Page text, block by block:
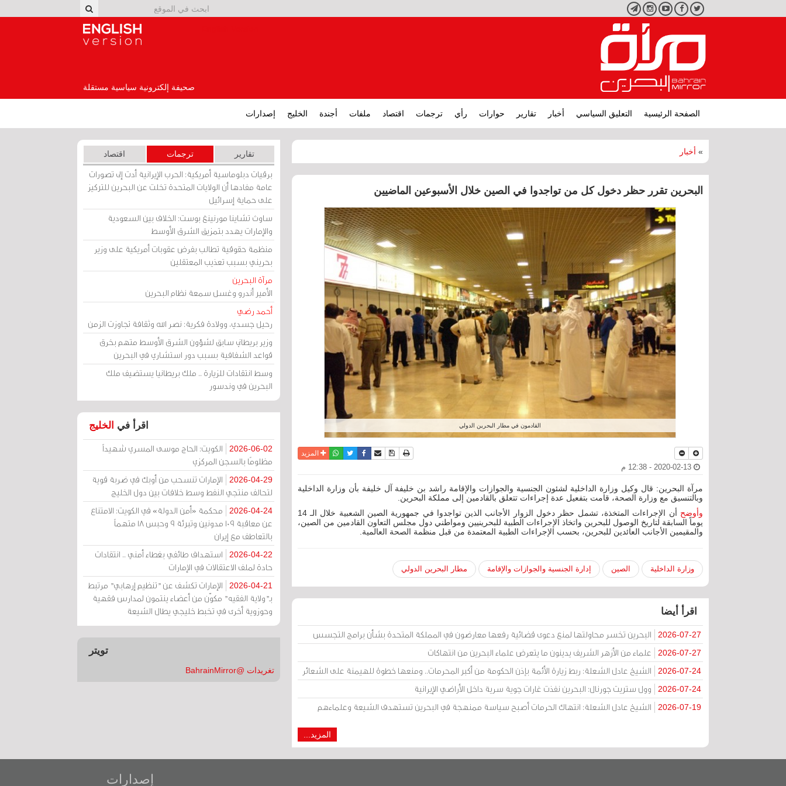
تويتر فيسبوكيوتيوبانستجرامتليجرام
صحيفة إلكترونية سياسية مستقلة
الصفحة الرئيسية التعليق السياسي أخبار تقارير حوارات رأي ترجمات اقتصاد ملفات أجندة الخليج إصدارات
» أخبار
البحرين تقرر حظر دخول كل من تواجدوا في الصين خلال الأسبوعين الماضيين
القادمون في مطار البحرين الدولي
نسخة للطباعة
حفظ الموضوع
أرسل الى صديق
فيسبوكتويترواتسابالمزيد
مرآة البحرين: قال وكيل وزارة الداخلية لشئون الجنسية والجوازات والإقامة راشد بن خليفة آل خليفة بأن وزارة الداخلية
وبالتنسيق مع وزارة الصحة، قامت بتفعيل عدة إجراءات تتعلق بالقادمين إلى مملكة البحرين.
وأوضح
أن الإجراءات المتخذة، تشمل حظر دخول الزوار الأجانب الذين تواجدوا في جمهورية الصين الشعبية خلال الـ 14
يوماً السابقة لتاريخ الوصول للبحرين واتخاذ الإجراءات الطبية للبحرينيين ومواطني دول مجلس التعاون القادمين من الصين،
والمقيمين الأجانب العائدين للبحرين، بحسب الإجراءات الطبية المعتمدة من قبل منظمة الصحة العالمية.
وزارة الداخلية الصين إدارة الجنسية والجوازات والإقامة مطار البحرين الدولي
اقرأ أيضا
2026-07-27 البحرين تخسر محاولتها لمنع دعوى قضائية رفعها معارضون في المملكة المتحدة بشأن برامج التجسس
2026-07-27 علماء من الأزهر الشريف يدينون ما يتعرض علماء البحرين من انتهاكات
2026-07-24 الشيخ عادل الشعلة: ربط زيارة الأئمة بإذن الحكومة من أكبر المحرمات.. ومنعها خطوة للهيمنة على الشعائر
2026-07-24 وول ستريت جورنال: البحرين نفذت غارات جوية سرية داخل الأراضي الإيرانية
2026-07-19 الشيخ عادل الشعلة: انتهاك الحرمات أصبح سياسة ممنهجة في البحرين تستهدف الشيعة وعلماءهم
المزيد...
تقارير ترجمات اقتصاد
برقيات دبلوماسية أمريكية: الحرب الإيرانية أدت إلى تصورات
عامة مفادها أن الولايات المتحدة تخلت عن البحرين للتركيز
على حماية إسرائيل
ساوث تشاينا مورنينغ بوست: الخلاف بين السعودية
والإمارات يهدد بتمزيق الشرق الأوسط
منظمة حقوقية تطالب بفرض عقوبات أمريكية على وزير
بحريني بسبب تعذيب المعتقلين
مرآة البحرين
الأمير أندرو وغسل سمعة نظام البحرين
أحمد رضي
رحيل جسدي، وولادة فكرية: نصر الله وثقافة تجاوزت الزمن
وزير بريطاني سابق لشؤون الشرق الأوسط متهم بخرق
قواعد الشفافية بسبب دور استشاري في البحرين
وسط انتقادات للزيارة .. ملك بريطانيا يستضيف ملك
البحرين في وندسور
اقرأ في الخليج
2026-06-02
الكويت: الحاج موسى المسري شهيداً
مظلومًا بالسجن المركزي
2026-04-29
الإمارات تنسحب من أوبك في ضربة قوية
لتحالف منتجي النفط وسط خلافات بين دول الخليج
2026-04-24
محكمة «أمن الدولة» في الكويت: الامتناع
عن معاقبة 109 مدونين وتبرئة 9 وحبس 18 متهماً
بالتعاطف مع إيران
2026-04-22
استهداف طائفي بغطاء أمني .. انتقادات
حادة لملف الاعتقالات في الإمارات
2026-04-21
الإمارات تكشف عن "تنظيم إرهابي" مرتبط
بـ"ولاية الفقيه" مكوّن من أعضاء ينتمون لمدارس فقهية
وحوزوية أخرى في تخبط خليجي يطال الشيعة
تويتر
تغريدات @BahrainMirror
إصدارات